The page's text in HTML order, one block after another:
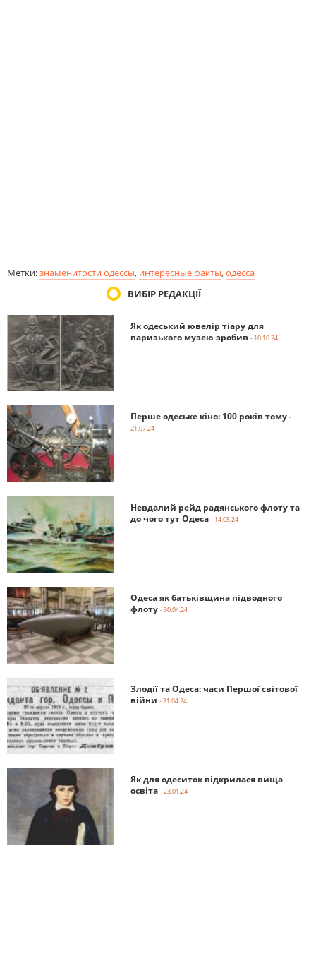
Метки:знаменитости одессы, интересные факты,одесса
ВИБІР РЕДАКЦІЇ
Як одеський ювелір тіару для
паризького музею зробив - 10.10.24
Перше одеське кіно: 100 років тому -
21.07.24
Невдалий рейд радянського флоту та
до чого тут Одеса - 14.05.24
Одеса як батьківщина підводного
флоту - 30.04.24
Злодії та Одеса: часи Першої світової
війни - 21.04.24
Як для одеситок відкрилася вища
освіта - 23.01.24